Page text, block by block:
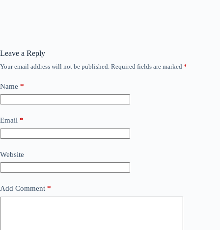
Leave a Reply
Your email address will not be published. Required fields are marked *
Name *
Email *
Website
Add Comment *